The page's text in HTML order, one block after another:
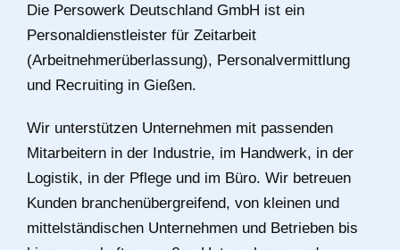
Die Persowerk Deutschland GmbH ist ein
Personaldienstleister für Zeitarbeit
(Arbeitnehmerüberlassung), Personalvermittlung
und Recruiting in Gießen.
Wir unterstützen Unternehmen mit passenden
Mitarbeitern in der Industrie, im Handwerk, in der
Logistik, in der Pflege und im Büro. Wir betreuen
Kunden branchenübergreifend, von kleinen und
mittelständischen Unternehmen und Betrieben bis